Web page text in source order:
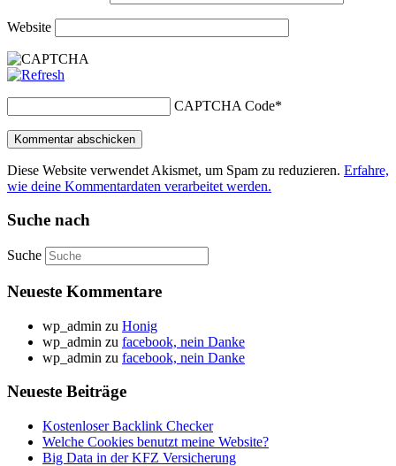
Website
CAPTCHA Code*
Diese Website verwendet Akismet, um Spam zu reduzieren. Erfahre,
wie deine Kommentardaten verarbeitet werden.
Suche nach
Suche
Neueste Kommentare
wp_admin zu Honig
wp_admin zu facebook, nein Danke
wp_admin zu facebook, nein Danke
Neueste Beiträge
Kostenloser Backlink Checker
Welche Cookies benutzt meine Website?
Big Data in der KFZ Versicherung